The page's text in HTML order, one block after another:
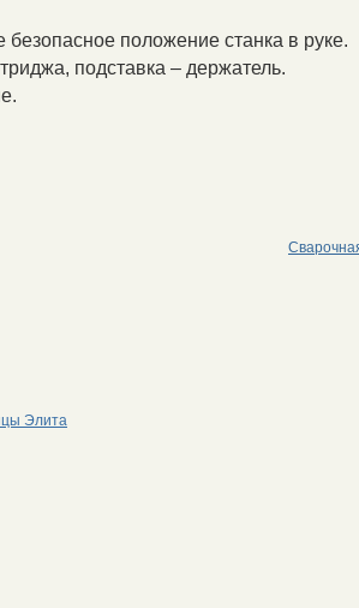
положение станка в руке.
подставка – держатель.
Элита